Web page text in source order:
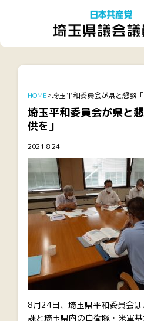
HOME 埼玉平和委員会が県と懇談「
埼玉平和委員会が県と
供を」
2021.8.24
8月24日、埼玉県平和委員会
課と埼玉県内の自衛隊・米軍